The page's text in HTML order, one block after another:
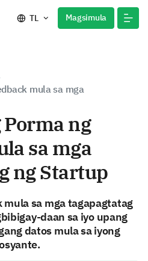
TL Magsimula
mula sa mga
ng
sa mga
ng Startup
mula sa mga tagapagtatag
daan sa iyo upang
datos mula sa iyong